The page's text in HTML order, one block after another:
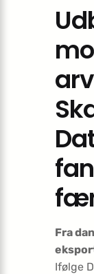
Fra
Ifølge